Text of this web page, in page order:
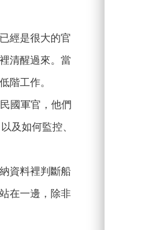
經是很大的官
清醒過來。當
階工作。
國軍官，他們
及如何監控、
資料裡判斷船
在一邊，除非